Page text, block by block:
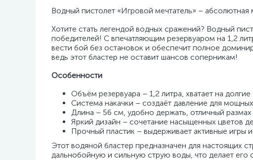
Водный пистолет «Игровой мечтатель» –
Хотите стать легендой водных сражений? Водный
победителей! С впечатляющим резервуаром на 1,2
вести бой без остановок и обеспечит полное
ведь этот бластер не оставит шансов соперникам!
Особенности
Объём резервуара – 1,2 литра, хватает на
Система накачки – создаёт давление для
Длина – 56 см, удобно держать, отличный размах
Яркий дизайн – сочетание насыщенных цветов
Прочный пластик – выдерживает активные игры
Этот водяной бластер предназначен для настоящих
дальнобойную и сильную струю воды, что делает его